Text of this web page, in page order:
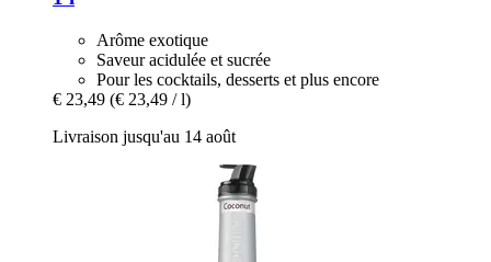
Arôme exotique
Saveur acidulée et sucrée
Pour les cocktails, desserts et plus encore
€ 23,49 (€ 23,49 / l)
Livraison jusqu'au 14 août